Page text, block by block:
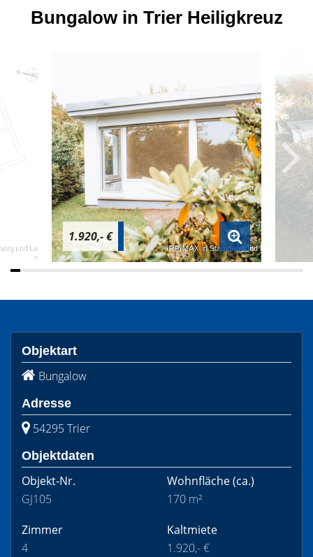
Bungalow in Trier Heiligkreuz
1.920,- €
Objektart
Bungalow
Adresse
54295 Trier
Objektdaten
Objekt-Nr.
GJ105
Wohnfläche(ca.)
170 m²
Zimmer
4
Kaltmiete
1.920,- €